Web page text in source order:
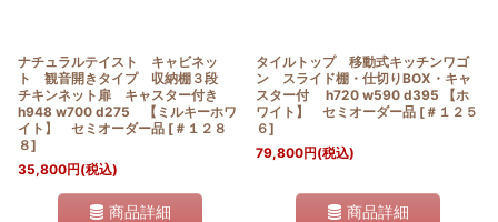
ナチュラルテイスト キャビネッ
ト 観音開きタイプ 収納棚３段
チキンネット扉 キャスター付き
h948 w700 d275 【ミルキーホワ
イト】 セミオーダー品 [ ＃１２８
８]
35,800円(税込)
商品詳細
タイルトップ 移動式キッチンワゴ
ン スライド棚・仕切りBOX・キャ
スター付 h720 w590 d395 【ホ
ワイト】 セミオーダー品 [ ＃１２５
６]
79,800円(税込)
商品詳細